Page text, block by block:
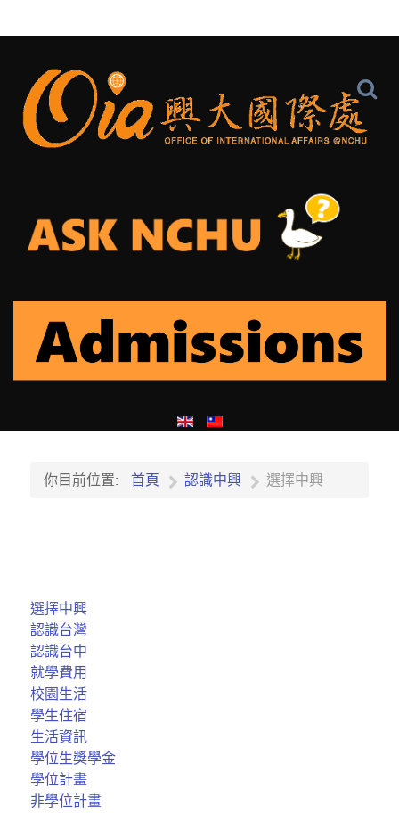
你目前位置: 首頁 認識中興 選擇中興
選擇中興
認識台灣
認識台中
就學費用
校園生活
學生住宿
生活資訊
學位生獎學金
學位計畫
非學位計畫